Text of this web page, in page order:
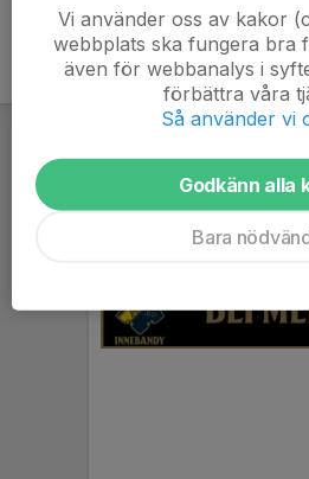
Vi använder oss av kakor
webbplats ska fungera bra
även för webbanalys i
förbättra våra
Så använder vi
Godkänn alla
Bara